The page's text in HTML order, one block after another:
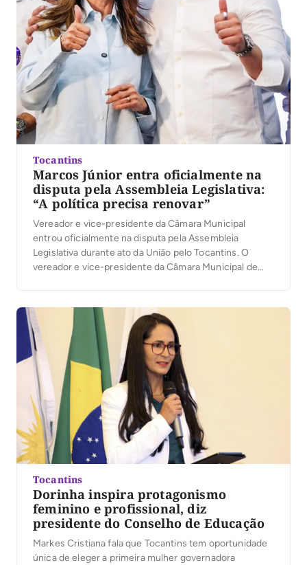
Tocantins
Marcos Júnior entra oficialmente na
disputa pela Assembleia Legislativa:
“A política precisa renovar”
Vereador e vice-presidente da Câmara Municipal
entrou oficialmente na disputa pela Assembleia
Legislativa durante ato da União pelo Tocantins. O
vereador e vice-presidente da Câmara Municipal de
União pelo Tocantins, realizada na última quarta-feira,
5, no Espaço Cultural José Gomes Sobrinho, […]
Tocantins
Dorinha inspira protagonismo
feminino e profissional, diz
presidente do Conselho de Educação
Markes Cristiana fala que Tocantins tem oportunidade
única de eleger a primeira mulher governadora